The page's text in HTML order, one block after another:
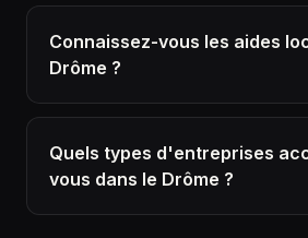
Connaissez-vous les aides
Drôme ?
Quels types d'entreprises
vous dans le Drôme ?